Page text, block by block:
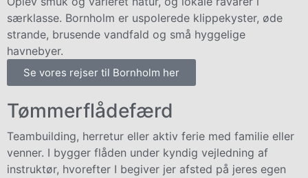
særklasse. Bornholm er uspolerede klippekyster, øde
strande, brusende vandfald og små hyggelige
havnebyer.
Se vores rejser til Bornholm her
Tømmerflådefærd
Teambuilding, herretur eller aktiv ferie med familie eller
venner. I bygger flåden under kyndig vejledning af
instruktør, hvorefter I begiver jer afsted på jeres egen